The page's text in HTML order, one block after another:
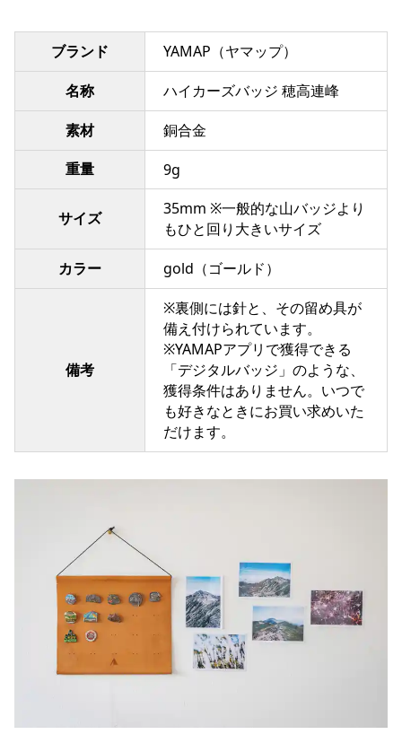
ブランド
YAMAP（ヤマップ）
名称
ハイカーズバッジ 穂高連峰
素材
銅合金
重量
9g
サイズ
35mm ※一般的な山バッジより
もひと回り大きいサイズ
カラー
gold（ゴールド）
備考
※裏側には針と、その留め具が
備え付けられています。
※YAMAPアプリで獲得できる
「デジタルバッジ」のような、
獲得条件はありません。いつで
も好きなときにお買い求めいた
だけます。